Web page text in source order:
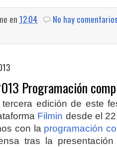
en 12:04
No hay
Programación
edición de este
Filmin desde el
con la programación
tras la